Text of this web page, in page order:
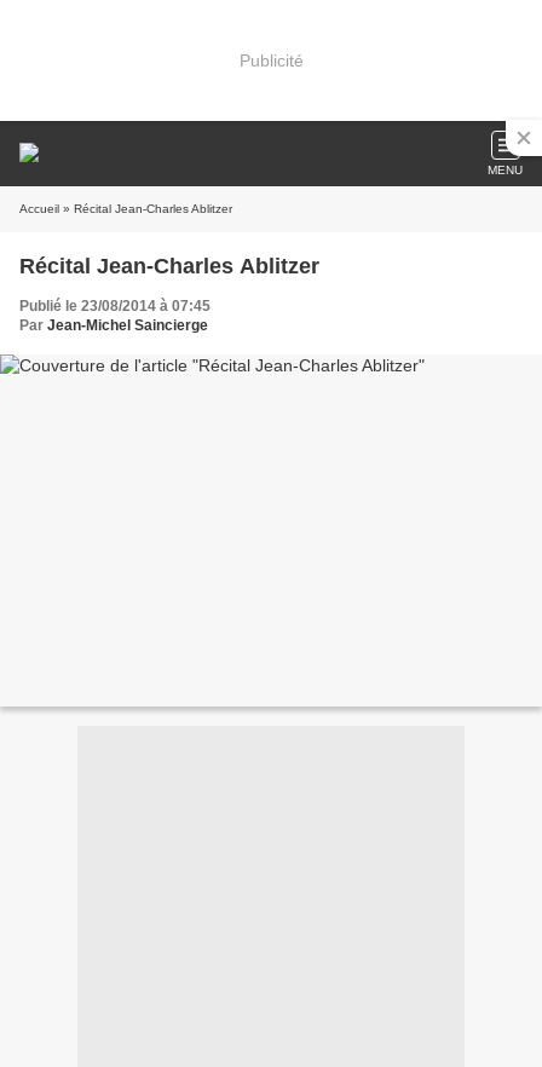
Publicité
MENU
Accueil » Récital Jean-Charles Ablitzer
Récital Jean-Charles Ablitzer
Publié le 23/08/2014 à 07:45
Par Jean-Michel Saincierge